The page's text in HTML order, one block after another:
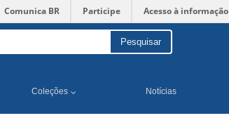
Comunica BR Participe Acesso à informação
Pesquisar
Coleções Notícias